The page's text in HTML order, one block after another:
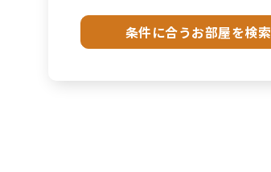
条件に合うお部屋を検索